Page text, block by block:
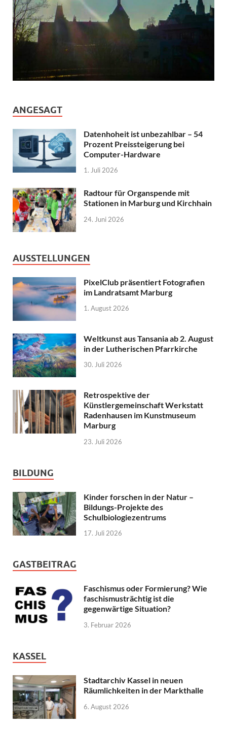
ANGESAGT
Datenhoheit ist unbezahlbar – 54
Prozent Preissteigerung bei
Computer-Hardware
1. Juli 2026
Radtour für Organspende mit
Stationen in Marburg und Kirchhain
24. Juni 2026
AUSSTELLUNGEN
PixelClub präsentiert Fotografien
im Landratsamt Marburg
1. August 2026
Weltkunst aus Tansania ab 2. August
in der Lutherischen Pfarrkirche
30. Juli 2026
Retrospektive der
Künstlergemeinschaft Werkstatt
Radenhausen im Kunstmuseum
Marburg
23. Juli 2026
BILDUNG
Kinder forschen in der Natur –
Bildungs-Projekte des
Schulbiologiezentrums
17. Juli 2026
GASTBEITRAG
Faschismus oder Formierung? Wie
faschismusträchtig ist die
gegenwärtige Situation?
3. Februar 2026
KASSEL
Stadtarchiv Kassel in neuen
Räumlichkeiten in der Markthalle
6. August 2026